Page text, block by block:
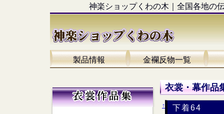
神楽ショップくわの木｜全国各地の
製品情報 金襴反物一覧
衣裳・幕作品
下着64
↑